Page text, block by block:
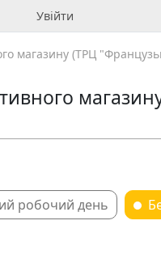
Увійти
магазину (ТРЦ
робочий день